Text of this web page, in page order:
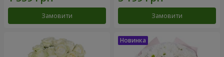
Замовити Замовити